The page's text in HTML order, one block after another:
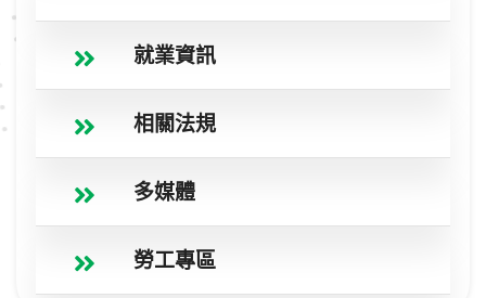
就業資訊
相關法規
多媒體
勞工專區